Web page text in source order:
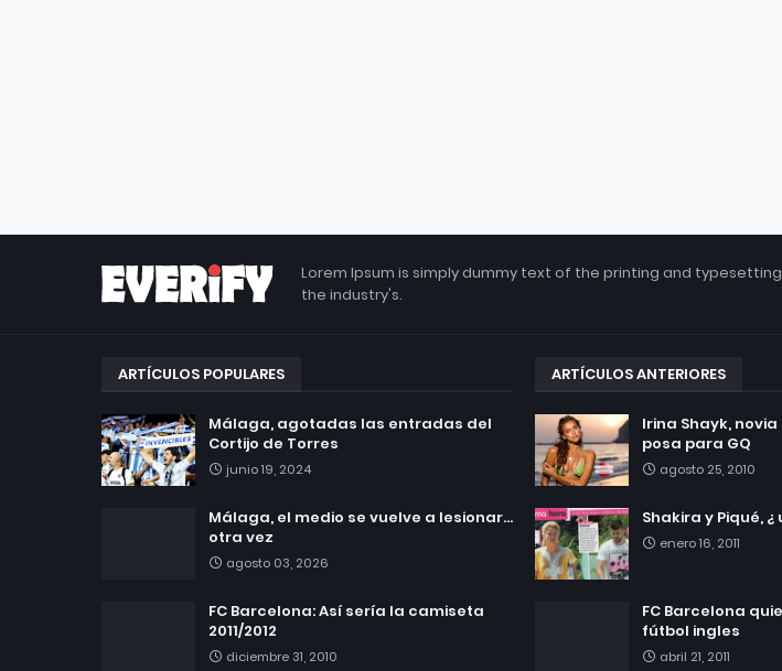
Lorem Ipsum is simply dummy text of the printing and
the industry's.
ARTÍCULOS POPULARES
Málaga, agotadas las entradas del
Cortijo de Torres
junio 19, 2024
Málaga, el medio se vuelve a lesionar...
otra vez
agosto 03, 2026
FC Barcelona: Así sería la camiseta
2011/2012
diciembre 31, 2010
ARTÍCULOS ANTERIORES
Irina Shayk,
posa para GQ
agosto 25, 2010
Shakira y Piqué,
enero 16, 2011
FC Barcelona
fútbol ingles
abril 21, 2011